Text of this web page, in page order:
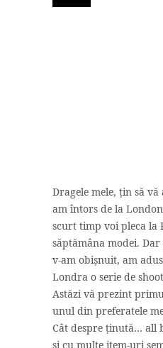
Dragele mele, țin să
am întors de la
scurt timp voi pleca la
săptămâna modei.
v-am obișnuit, am
Londra o serie de
Astăzi vă prezint
unul din preferatele
Cât despre ținută… all
și cu multe item-uri